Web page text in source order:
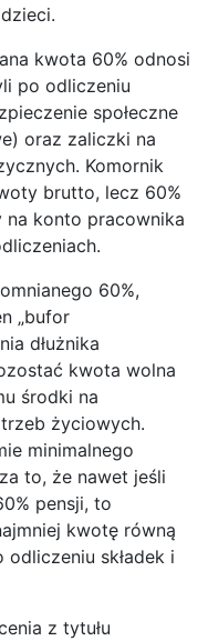
kwota 60% odnosi
po odliczeniu
społeczne
oraz zaliczki na
Komornik
brutto, lecz 60%
konto pracownika
60%,
„bufor
dłużnika
kwota wolna
środki na
życiowych.
minimalnego
to, że nawet jeśli
pensji, to
kwotę równą
składek i
z tytułu